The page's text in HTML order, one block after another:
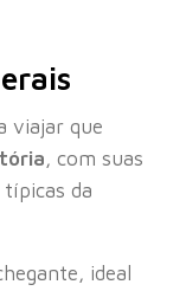
viajar que
, com suas
da
ideal